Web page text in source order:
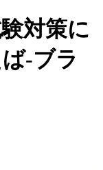
対策に
-ブラ